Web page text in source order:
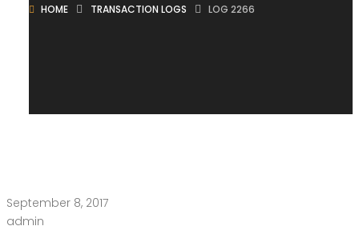
HOME TRANSACTION LOGS LOG 2266
September 8, 2017
admin